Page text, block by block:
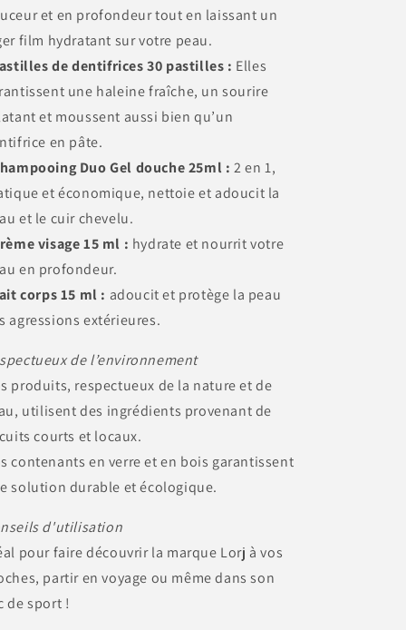
et en profondeur tout en laissant un
film hydratant sur votre peau.
de dentifrices 30 pastilles : Elles
une haleine fraîche, un sourire
et moussent aussi bien qu’un
en pâte.
Duo Gel douche 25ml : 2 en 1,
et économique, nettoie et adoucit la
et le cuir chevelu.
visage 15 ml : hydrate et nourrit votre
en profondeur.
corps 15 ml : adoucit et protège la peau
agressions extérieures.
de l’environnement
produits, respectueux de la nature et de
utilisent des ingrédients provenant de
courts et locaux.
contenants en verre et en bois garantissent
solution durable et écologique.
d'utilisation
pour faire découvrir la marque Lorj à vos
partir en voyage ou même dans son
de sport !